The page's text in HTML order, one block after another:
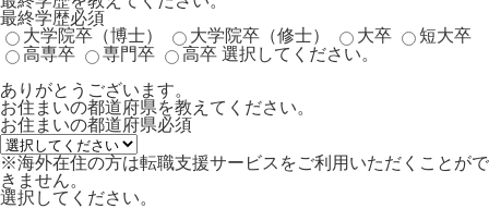
最終学歴必須
大学院卒（博士）
大学院卒（修士） 大卒
短大卒
高専卒
専門卒 高卒 選択してください。
ありがとうございます。
お住まいの都道府県を教えてください。
お住まいの都道府県必須
※海外在住の方は転職支援サービスをご利用いただくことがで
きません。
選択してください。